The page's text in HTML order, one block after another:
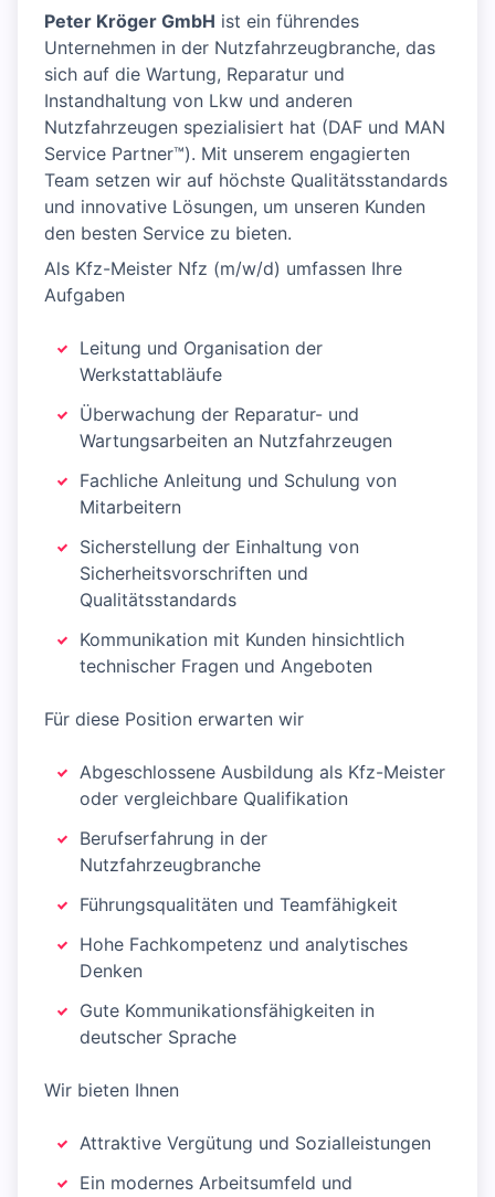
Peter Kröger GmbH ist ein führendes
Unternehmen in der Nutzfahrzeugbranche, das
sich auf die Wartung, Reparatur und
Instandhaltung von Lkw und anderen
Nutzfahrzeugen spezialisiert hat (DAF und MAN
Service Partner™). Mit unserem engagierten
Team setzen wir auf höchste Qualitätsstandards
und innovative Lösungen, um unseren Kunden
den besten Service zu bieten.
Als Kfz-Meister Nfz (m/w/d) umfassen Ihre
Aufgaben
Leitung und Organisation der
Werkstattabläufe
Überwachung der Reparatur- und
Wartungsarbeiten an Nutzfahrzeugen
Fachliche Anleitung und Schulung von
Mitarbeitern
Sicherstellung der Einhaltung von
Sicherheitsvorschriften und
Qualitätsstandards
Kommunikation mit Kunden hinsichtlich
technischer Fragen und Angeboten
Für diese Position erwarten wir
Abgeschlossene Ausbildung als Kfz-Meister
oder vergleichbare Qualifikation
Berufserfahrung in der
Nutzfahrzeugbranche
Führungsqualitäten und Teamfähigkeit
Hohe Fachkompetenz und analytisches
Denken
Gute Kommunikationsfähigkeiten in
deutscher Sprache
Wir bieten Ihnen
Attraktive Vergütung und Sozialleistungen
Ein modernes Arbeitsumfeld und